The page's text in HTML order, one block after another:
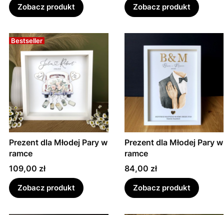
Zobacz produkt Zobacz produkt
Bestseller
Prezent dla Młodej Pary w
ramce
Cena
109,00 zł
Zobacz produkt
Prezent dla Młodej Pary w
ramce
Cena
84,00 zł
Zobacz produkt